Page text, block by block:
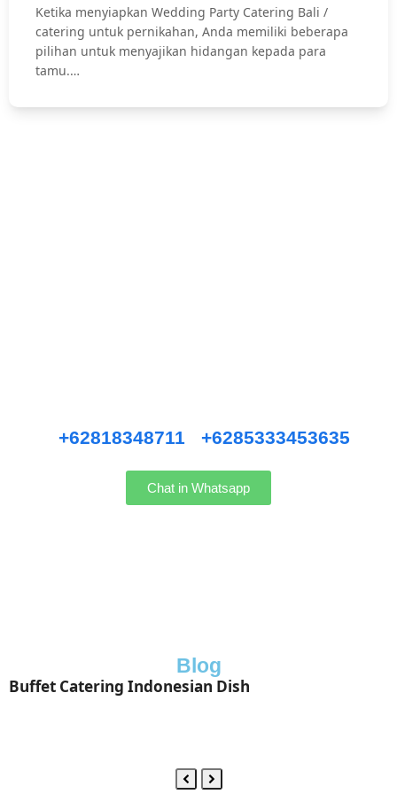
Ketika menyiapkan Wedding Party Catering Bali /
catering untuk pernikahan, Anda memiliki beberapa
pilihan untuk menyajikan hidangan kepada para
tamu.…
+62818348711 +6285333453635
Chat in Whatsapp
Blog
Buffet Catering Indonesian Dish